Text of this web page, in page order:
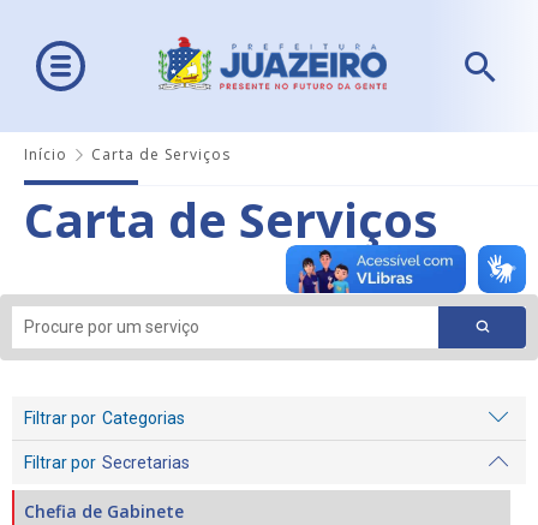
Início Carta de Serviços
Carta de Serviços
Filtrar por Categorias
Filtrar por Secretarias
Chefia de Gabinete